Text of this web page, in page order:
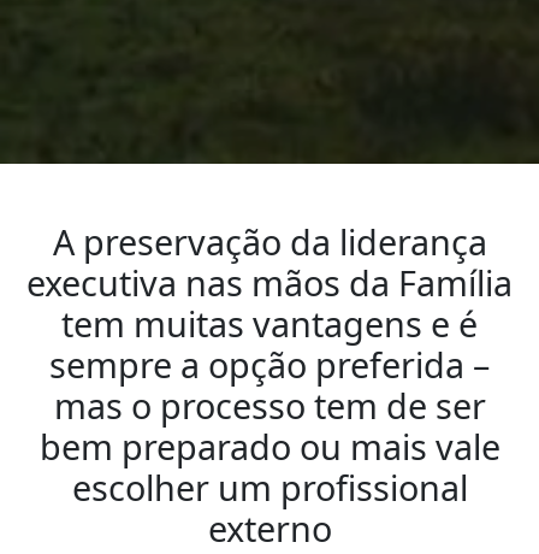
A preservação da liderança
executiva nas mãos da Família
tem muitas vantagens e é
sempre a opção preferida –
mas o processo tem de ser
bem preparado ou mais vale
escolher um profissional
externo